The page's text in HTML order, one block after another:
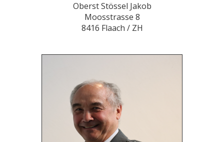
Oberst Stössel Jakob
Moosstrasse 8
8416 Flaach / ZH